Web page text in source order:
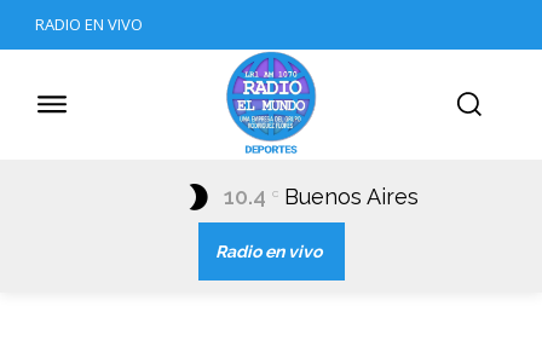
RADIO EN VIVO
10.4 C Buenos Aires
Radio en vivo